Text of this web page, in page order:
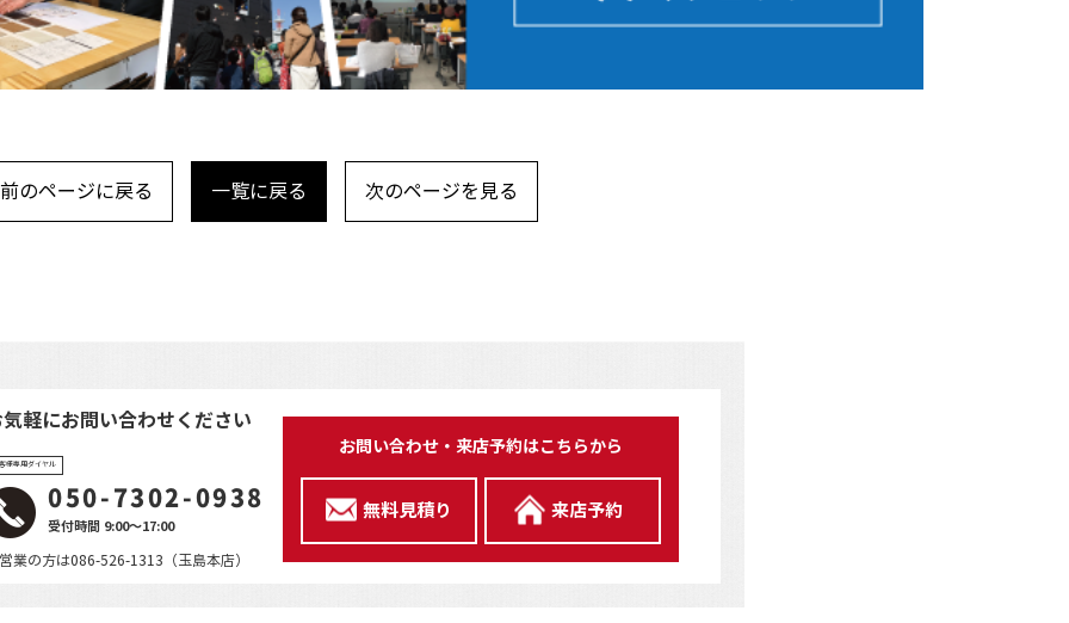
前のページに戻る 一覧に戻る 次のページを見る
軽にお問い合わせください
様専用ダイヤル
050-7302-0938
受付時間 9:00～17:00
業の方は086-526-1313（玉島本店）
お問い合わせ・来店予約はこちらから
無料見積り 来店予約